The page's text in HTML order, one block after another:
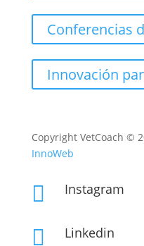
Conferencias
Innovación
CopyrightVetCoach ©
InnoWeb
 Instagram
 Linkedin